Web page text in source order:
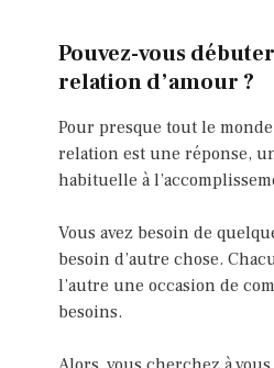
Pouvez-vous
relation d’amour ?
Pour presque tout le
relation est une réponse,
habituelle à
Vous avez besoin de
besoin d’autre chose.
l’autre une occasion de
besoins.